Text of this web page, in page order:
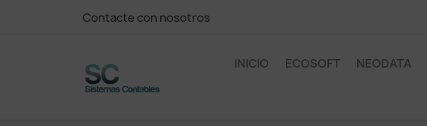
Contacte con nosotros
INICIO ECOSOFT NEODATA